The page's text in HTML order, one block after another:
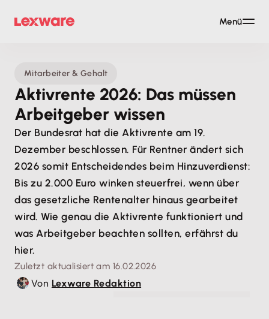
Mitarbeiter & Gehalt
Aktivrente 2026: Das müssen
Arbeitgeber wissen
Der Bundesrat hat die Aktivrente am 19.
Dezember beschlossen. Für Rentner ändert sich
2026 somit Entscheidendes beim Hinzuverdienst:
Bis zu 2.000 Euro winken steuerfrei, wenn über
das gesetzliche Rentenalter hinaus gearbeitet
wird. Wie genau die Aktivrente funktioniert und
was Arbeitgeber beachten sollten, erfährst du
hier.
Zuletzt aktualisiert am 16.02.2026
Von Lexware Redaktion© contrastwerkstatt - stock.adobe.com
Menü